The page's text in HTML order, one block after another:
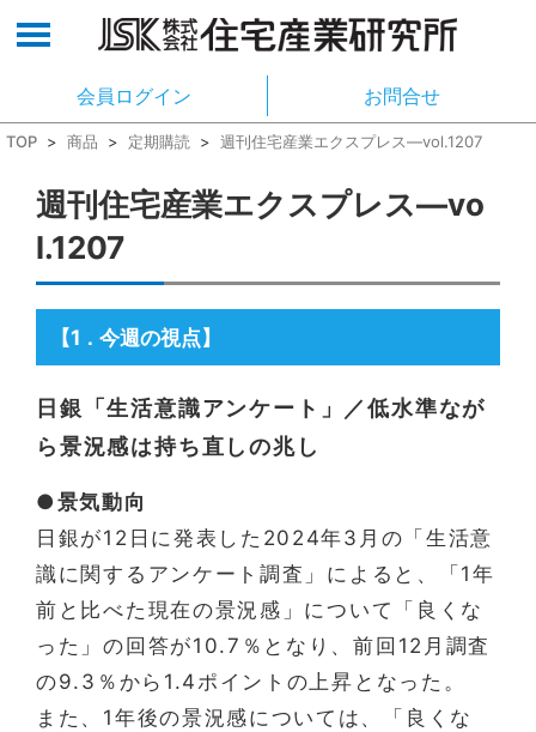
会員ログイン お問合せ
TOP > 商品 > 定期購読 > 週刊住宅産業エクスプレス―vol.1207
週刊住宅産業エクスプレス―vo
l.1207
【1 ． 今週の視点】
日銀「生活意識アンケート」／低水準なが
ら景況感は持ち直しの兆し
●景気動向
日銀が12日に発表した2024年3月の「生活意
識に関するアンケート調査」によると、「1年
前と比べた現在の景況感」について「良くな
った」の回答が10.7％となり、前回12月調査
の9.3％から1.4ポイントの上昇となった。
また、1年後の景況感については、「良くな